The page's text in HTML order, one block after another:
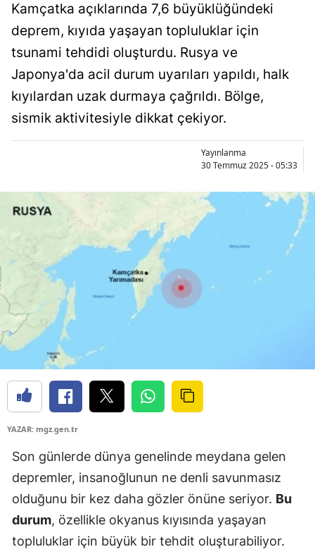
Kamçatka açıklarında 7,6 büyüklüğündeki
deprem, kıyıda yaşayan topluluklar için
tsunami tehdidi oluşturdu. Rusya ve
Japonya'da acil durum uyarıları yapıldı, halk
kıyılardan uzak durmaya çağrıldı. Bölge,
sismik aktivitesiyle dikkat çekiyor.
Yayınlanma
30 Temmuz 2025 - 05:33
YAZAR: mgz.gen.tr
Son günlerde dünya genelinde meydana gelen
depremler, insanoğlunun ne denli savunmasız
olduğunu bir kez daha gözler önüne seriyor. Bu
durum, özellikle okyanus kıyısında yaşayan
topluluklar için büyük bir tehdit oluşturabiliyor.